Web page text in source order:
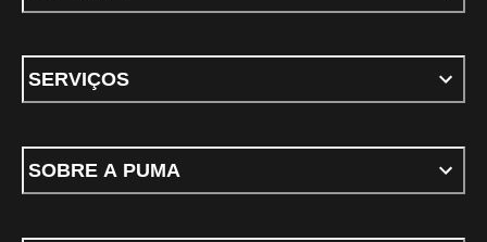
SERVIÇOS
SOBRE A PUMA